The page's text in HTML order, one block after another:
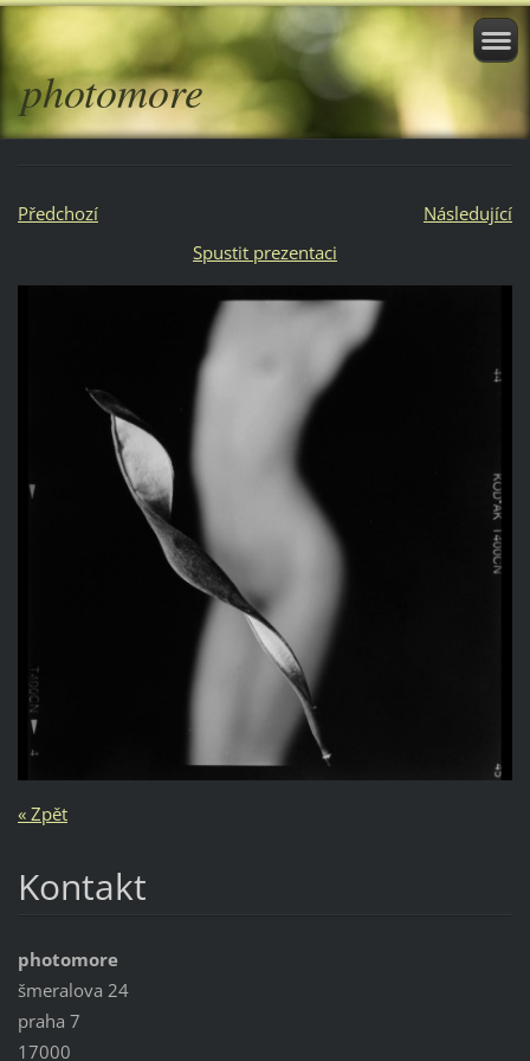
photomore
Předchozí
Následující
Spustit prezentaci
« Zpět
Kontakt
photomore
šmeralova 24
praha 7
17000